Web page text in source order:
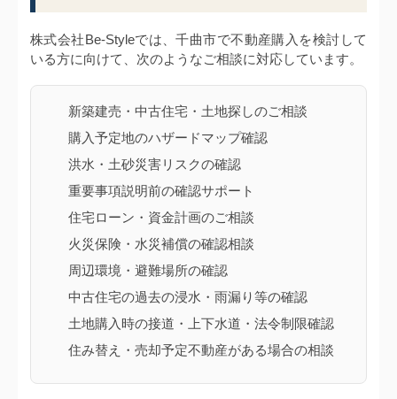
株式会社Be-Styleでは、千曲市で不動産購入を検討して
いる方に向けて、次のようなご相談に対応しています。
新築建売・中古住宅・土地探しのご相談
購入予定地のハザードマップ確認
洪水・土砂災害リスクの確認
重要事項説明前の確認サポート
住宅ローン・資金計画のご相談
火災保険・水災補償の確認相談
周辺環境・避難場所の確認
中古住宅の過去の浸水・雨漏り等の確認
土地購入時の接道・上下水道・法令制限確認
住み替え・売却予定不動産がある場合の相談